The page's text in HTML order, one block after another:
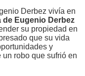
Derbez vivía en
de Eugenio Derbez
su propiedad en
que su vida
y
robo que sufrió en